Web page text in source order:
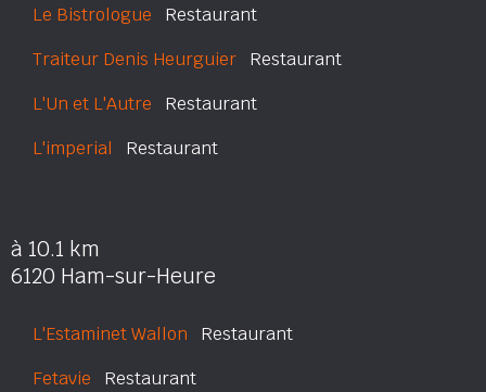
Le Bistrologue Restaurant
Traiteur Denis Heurguier Restaurant
L'Un et L'Autre Restaurant
L'imperial Restaurant
à 10.1 km
6120 Ham-sur-Heure
L'Estaminet Wallon Restaurant
Fetavie Restaurant